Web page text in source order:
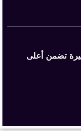
تضمن أعلى